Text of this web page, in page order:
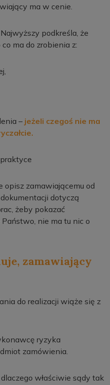
ma w cenie.
podkreśla, że
ma do zrobienia z:
– jeżeli czegoś nie ma
opisz zamawiającemu od
dotyczą
żeby pokazać
nie ma tu nic o
zamawiający
do realizacji wiąże się z
ryzyka
zamówienia.
właściwie sądy tak